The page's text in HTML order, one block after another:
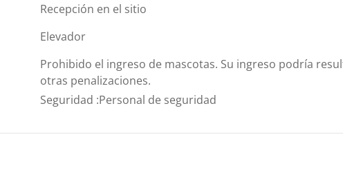
Recepción en el sitio
Elevador
Prohibido el ingreso de mascotas. Su ingreso podría
otras penalizaciones.
Seguridad :Personal de seguridad